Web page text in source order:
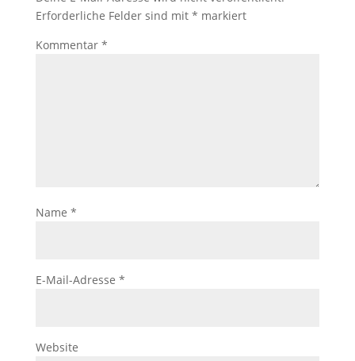
Erforderliche Felder sind mit * markiert
Kommentar *
Name *
E-Mail-Adresse *
Website